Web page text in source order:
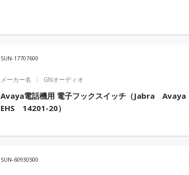
SUN-17707600
Avaya電話機用 電子フックスイッチ（Jabra Avaya
EHS 14201-20）
メーカー名 GNオーディオ
SUN-60930500